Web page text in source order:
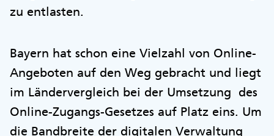
zu entlasten.
Bayern hat schon eine Vielzahl von Online-
Angeboten auf den Weg gebracht und liegt
im Ländervergleich bei der Umsetzung des
Online-Zugangs-Gesetzes auf Platz eins. Um
die Bandbreite der digitalen Verwaltung